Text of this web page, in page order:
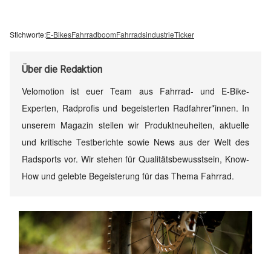
Stichworte:E-BikesFahrradboomFahrradsindustrieTicker
Überdie Redaktion
Velomotion ist euer Team aus Fahrrad- und E-Bike-
Experten, Radprofis und begeisterten Radfahrer*innen. In
unserem Magazin stellen wir Produktneuheiten, aktuelle
und kritische Testberichte sowie News aus der Welt des
Radsports vor. Wir stehen für Qualitätsbewusstsein, Know-
How und gelebte Begeisterung für das Thema Fahrrad.